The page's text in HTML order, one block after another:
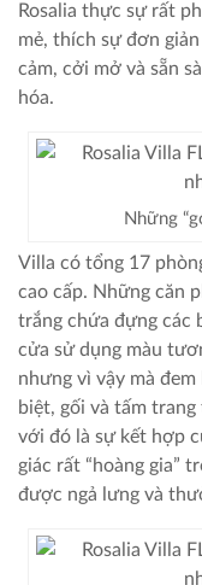
Rosalia thực sự rất
mẻ, thích sự đơn
cảm, cởi mở và sẵn
hóa.
Những
Villa có tổng 17
cao cấp. Những căn
trắng chứa đựng các
cửa sử dụng màu
nhưng vì vậy mà
biệt, gối và tấm
với đó là sự kết hợp
giác rất “hoàng gia”
được ngả lưng và